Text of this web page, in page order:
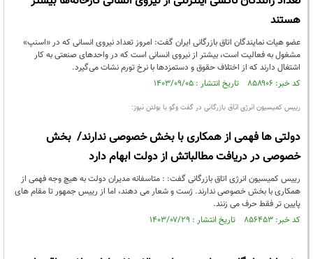
هستند
عضو هیات نمایندگان اتاق بازرگانی ایران گفت: امروز تعداد نیروی انسانی که در «اسنپ»
مشغول به فعالیت است، بیشتر از نیروی انسانی است که در واحدهای صنعتی به کار
اشتغال دارند که از اختلاف حقوق و دستمزدها با نرخ تورم نشات می‌گیرد.
کد خبر: ۸۵۸۹۰۶ تاریخ انتشار : ۱۴۰۳/۰۹/۰۵
رییس کمیسیون انرژی اتاق بازرگانی در گفت وگو با بولتن نیوز:
دولتی ها فهمی از همکاری با بخش خصوصی ندارند/ بخش
خصوصی در دریافت مطالباتش از دولت ابهام دارد
رییس کمیسیون انرژی اتاق بازرگانی گفت: : متاسفانه مدیران دولت به هیچ وجه فهمی از
همکاری با بخش خصوصی ندارند. ژست و شعار می دهند، اما از رییس جمهور تا مقام های
پایین تر فقط حرف می زنند.
کد خبر: ۸۵۶۴۵۳ تاریخ انتشار : ۱۴۰۳/۰۷/۲۹